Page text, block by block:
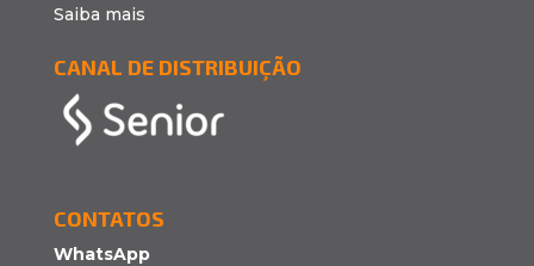
Saiba mais
CANAL DE DISTRIBUIÇÃO
CONTATOS
WhatsApp